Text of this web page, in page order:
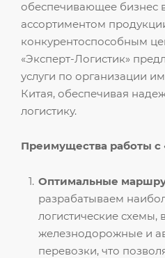
обеспечивающее бизнес
ассортиментом
конкурентоспособным
«Эксперт-Логистик»
услуги по организации
Китая, обеспечивая
логистику.
Преимущества работы с
Оптимальные
разрабатываем
логистические схемы,
железнодорожные и
перевозки, что